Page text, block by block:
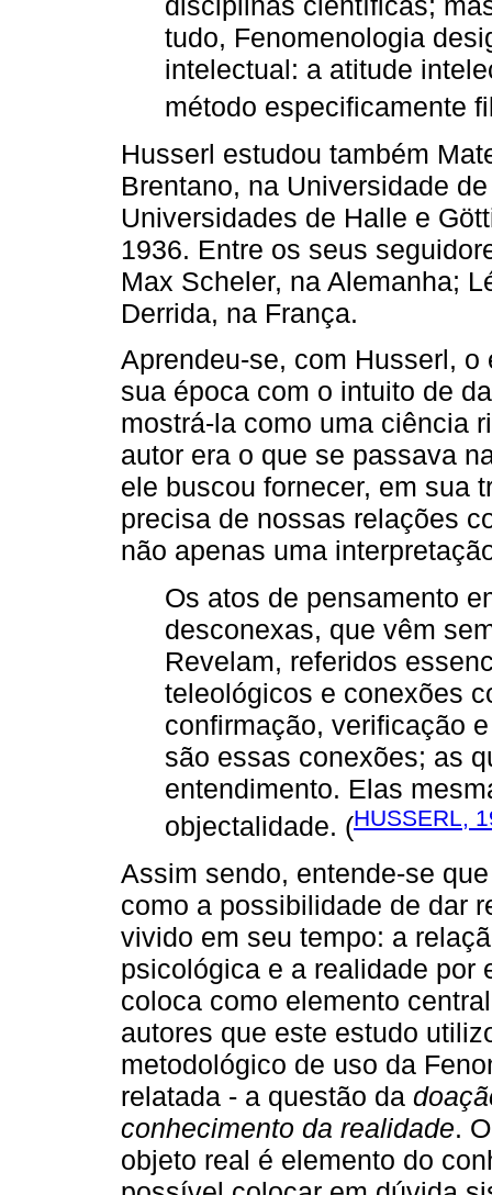
tudo, Fenomenologia
intelectual: a atitude
método especiﬁcamente
Husserl estudou também
Brentano, na Universidade
Universidades de Halle e
1936. Entre os seus
Max Scheler, na Alemanha;
Derrida, na França.
Aprendeu-se, com Husserl,
sua época com o intuito de
mostrá-la como uma ciência
autor era o que se passava
ele buscou fornecer, em sua
precisa de nossas relações
não apenas uma
Os atos de pensamento
desconexas, que vêm
Revelam, referidos
teleológicos e conexões
conﬁrmação, veriﬁcação
são essas conexões; as
entendimento. Elas
objectalidade. (HUSSERL,
Assim sendo, entende-se
como a possibilidade de dar
vivido em seu tempo: a
psicológica e a realidade por
coloca como elemento
autores que este estudo
metodológico de uso da
relatada - a questão da
conhecimento da realidade.
objeto real é elemento do